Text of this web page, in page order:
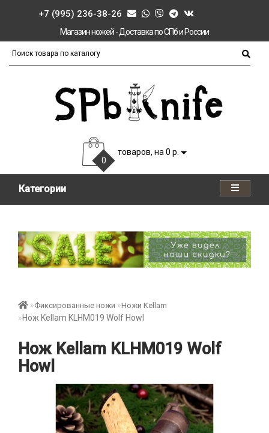
+7 (995) 236-38-26
Магазин ножей - Доставка по СПб и России
0
товаров, на 0 р.
Категории
Фиксированные ножи Ножи Kellam
Нож Kellam KLHM019 Wolf Howl
Нож Kellam KLHM019 Wolf
Howl